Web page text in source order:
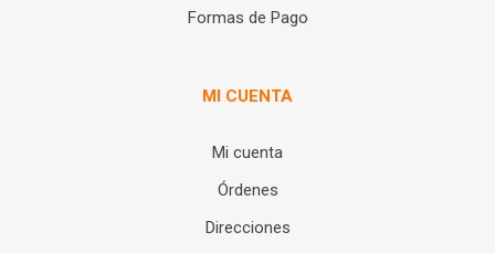
Formas de Pago
MI CUENTA
Mi cuenta
Órdenes
Direcciones